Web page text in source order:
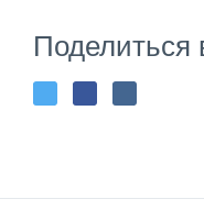
Поделиться